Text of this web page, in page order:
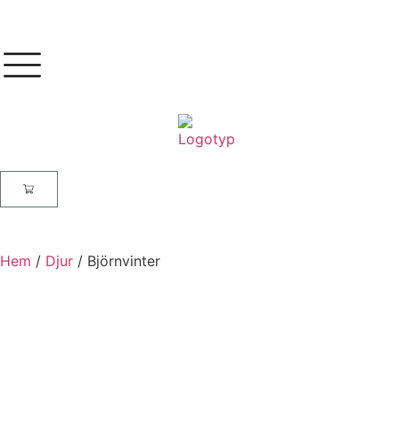
Hem / Djur / Björnvinter